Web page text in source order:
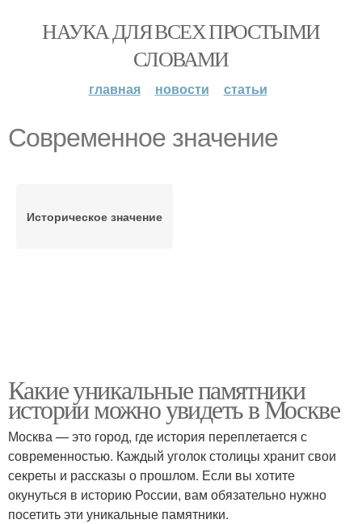
НАУКА ДЛЯ ВСЕХ ПРОСТЫМИ
СЛОВАМИ
главная новости статьи
Современное значение
Историческое значение
Какие уникальные памятники
истории можно увидеть в Москве
Москва — это город, где история переплетается с
современностью. Каждый уголок столицы хранит свои
секреты и рассказы о прошлом. Если вы хотите
окунуться в историю России, вам обязательно нужно
посетить эти уникальные памятники.